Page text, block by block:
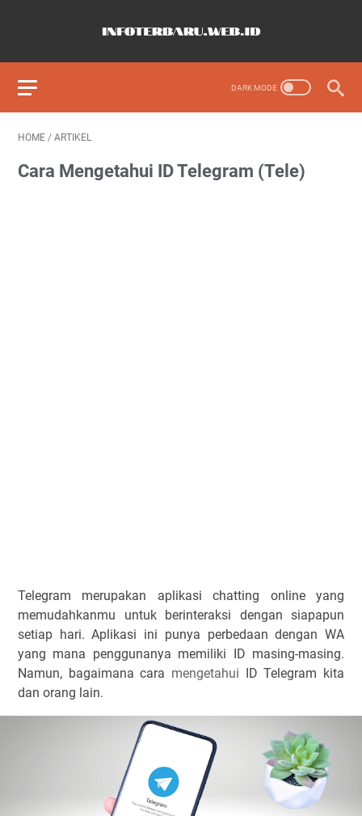
HOME / ARTIKEL
Cara Mengetahui ID Telegram (Tele)
Telegram merupakan aplikasi chatting online yang
memudahkanmu untuk berinteraksi dengan siapapun
setiap hari. Aplikasi ini punya perbedaan dengan WA
yang mana penggunanya memiliki ID masing-masing.
Namun, bagaimana cara mengetahui ID Telegram kita
dan orang lain.